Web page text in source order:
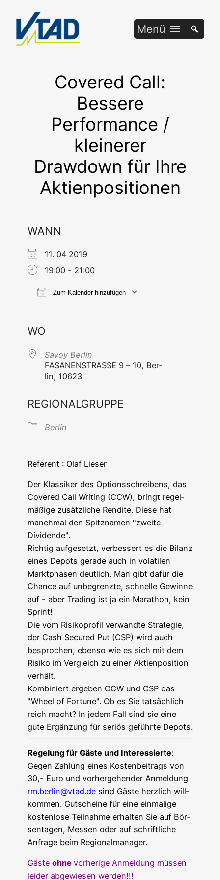
springen
Menü
Covered Call:
Bessere
Performance /
kleinerer
Drawdown für Ihre
Aktienpositionen
WANN
11. 04 2019
19:00 - 21:00
Zum Kalender hinzufügen
WO
Savoy Ber­lin
FASANENSTRASSE 9 – 10, Ber­
lin, 10623
REGIONALGRUPPE
Ber­lin
Refe­rent : Olaf Lieser
Der Klas­si­ker des Opti­ons­schrei­bens, das
Cover­ed Call Wri­ting (CCW), bringt regel­
mä­ßi­ge zusätz­li­che Ren­di­te. Die­se hat
manch­mal den Spitz­na­men "zwei­te
Dividende".
Rich­tig auf­ge­setzt, ver­bes­sert es die Bilanz
eines Depots gera­de auch in vola­ti­len
Markt­pha­sen deut­lich. Man gibt dafür die
Chan­ce auf unbe­grenz­te, schnel­le Gewin­ne
auf - aber Tra­ding ist ja ein Mara­thon, kein
Sprint!
Die vom Risi­ko­pro­fil ver­wand­te Stra­te­gie,
der Cash Secu­red Put (CSP) wird auch
bespro­chen, eben­so wie es sich mit dem
Risi­ko im Ver­gleich zu einer Akti­en­po­si­ti­on
verhält.
Kom­bi­niert erge­ben CCW und CSP das
"Wheel of For­tu­ne". Ob es Sie tat­säch­lich
reich macht? In jedem Fall sind sie eine
gute Ergän­zung für seri­ös geführ­te Depots.
Rege­lung für Gäs­te und Inter­es­sier­te:
Gegen Zah­lung eines Kos­ten­bei­trags von
30,- Euro und vor­her­ge­hen­der Anmel­dung
rm.berlin@vtad.de sind Gäs­te herz­lich will­
kom­men. Gut­schei­ne für eine ein­ma­li­ge
kos­ten­lo­se Teil­nah­me erhal­ten Sie auf Bör­
sen­ta­gen, Mes­sen oder auf schrift­li­che
Anfra­ge beim Regionalmanager.
Gäs­te ohne vor­he­ri­ge Anmel­dung müs­sen
lei­der abge­wie­sen werden!!!